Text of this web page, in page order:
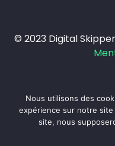
© 2023 Digital
Inscrivez-vous
Nous utilisons des
expérience sur notre
site, nous